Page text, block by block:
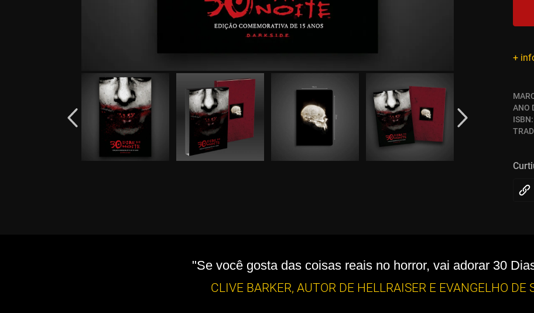
+
ANO
ISBN:
"Se você gosta das coisas reais no horror, vai adorar 30
CLIVE BARKER, AUTOR DE HELLRAISER E EVANGELHO DE